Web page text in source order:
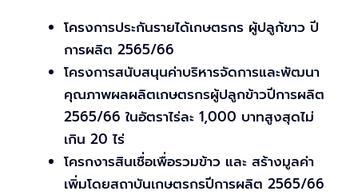
โครงการประกันรายได้เกษตรกร ผู้ปลูก้ขาว ปี
การผลิต 2565/66
โครงการสนับสนุนค่าบริหารจัดการและพัฒนา
คุณภาพผลผลิตเกษตรกรผู้ปลูกข้าวปีการผลิต
2565/66 ในอัตราไร่ละ 1,000 บาทสูงสุดไม่
เกิน 20 ไร่
โครกงารสินเชื่อเพื่อรวมข้าว และ สร้างมูลค่า
เพิ่มโดยสถาบันเกษตรกรปีการผลิต 2565/66